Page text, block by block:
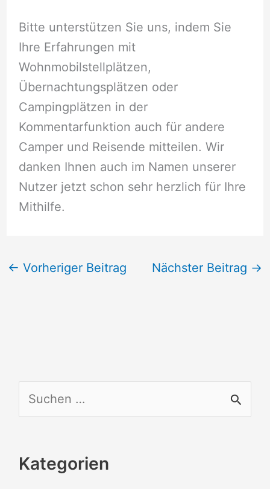
Bitte unterstützen Sie uns, indem Sie
Ihre Erfahrungen mit
Wohnmobilstellplätzen,
Übernachtungsplätzen oder
Campingplätzen in der
Kommentarfunktion auch für andere
Camper und Reisende mitteilen. Wir
danken Ihnen auch im Namen unserer
Nutzer jetzt schon sehr herzlich für Ihre
Mithilfe.
← Vorheriger Beitrag Nächster Beitrag →
u
h
Kategorien